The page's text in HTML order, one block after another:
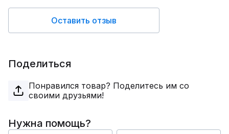
Оставить отзыв
Поделиться
Понравился товар? Поделитесь им со
своими друзьями!
Нужна помощь?